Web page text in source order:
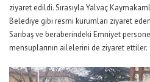
ziyaret edildi. Sırasıyla Yalvaç
Belediye gibi resmi kurumları ziyaret
Sarıbaş ve beraberindeki Emniyet
mensuplarının ailelerini de ziyaret ettiler.